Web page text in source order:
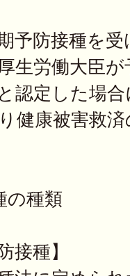
予防接種を
生労働大臣
認定した場
健康被害救
の種類
接種】